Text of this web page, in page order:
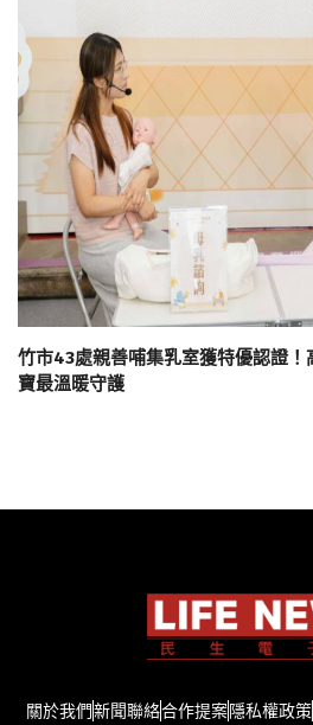
竹市43處親善哺集乳室獲特優認證
寶最溫暖守護
關於我們新聞聯絡合作提案隱私權政策